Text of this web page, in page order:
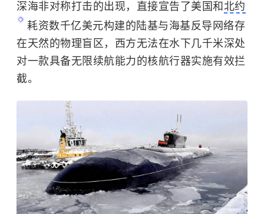
深海非对称打击的出现，直接宣告了美国和 北约
耗资数千亿美元构建的陆基与海基反导网络存
在天然的物理盲区，西方无法在水下几千米深处
对一款具备无限续航能力的核航行器实施有效拦
截。